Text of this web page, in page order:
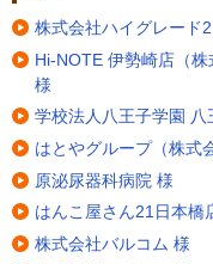
株式会社ハイグレード
Hi-NOTE 伊勢崎店（株
様
学校法人八王子学園 八
はとやグループ（株式
原泌尿器科病院 様
はんこ屋さん21日本橋
株式会社バルコム 様